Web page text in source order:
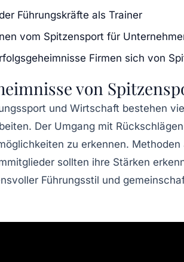
Führungskräfte als Trainer
vom Spitzensport für
Firmen sich von
von
und Wirtschaft bestehen
Der Umgang mit
zu erkennen.
sollten ihre Stärken
Führungsstil und